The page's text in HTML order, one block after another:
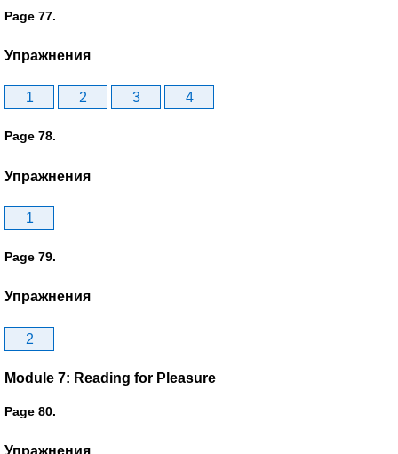
Page 77.
Упражнения
1 2 3 4
Page 78.
Упражнения
1
Page 79.
Упражнения
2
Module 7: Reading for Pleasure
Page 80.
Упражнения